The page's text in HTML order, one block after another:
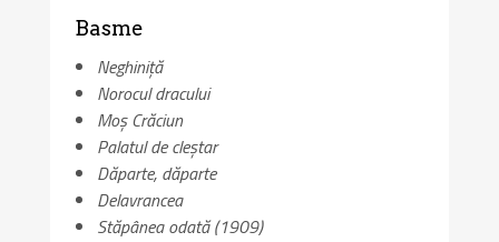
Basme
Neghiniță
Norocul dracului
Moș Crăciun
Palatul de cleștar
Dăparte, dăparte
Delavrancea
Stăpânea odată (1909)